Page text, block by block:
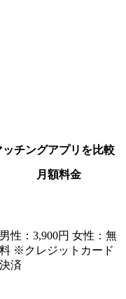
チングアプリを比較
月額料金
男性：3,900円 女性：無
料 ※クレジットカード
決済